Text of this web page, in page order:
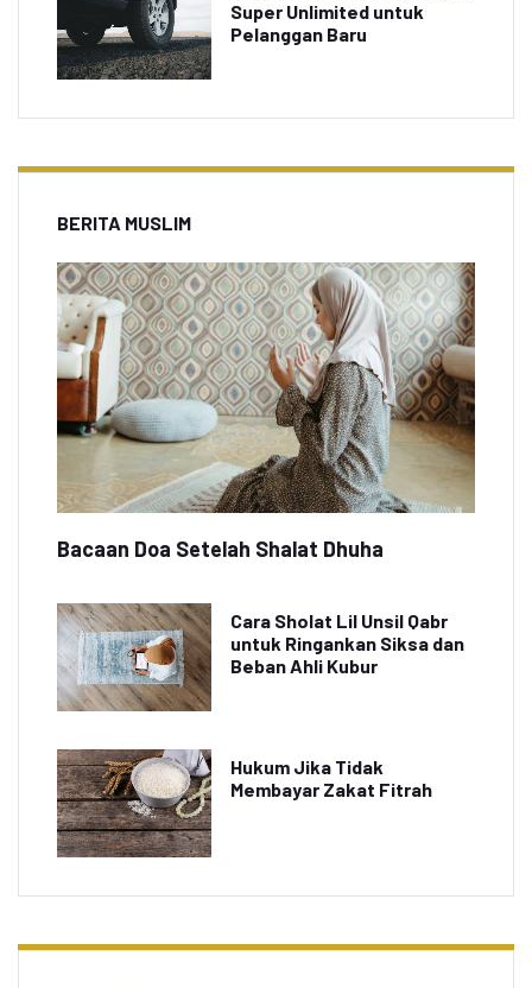
Super Unlimited untuk
Pelanggan Baru
BERITA MUSLIM
Bacaan Doa Setelah Shalat Dhuha
Cara Sholat Lil Unsil Qabr
untuk Ringankan Siksa dan
Beban Ahli Kubur
Hukum Jika Tidak
Membayar Zakat Fitrah